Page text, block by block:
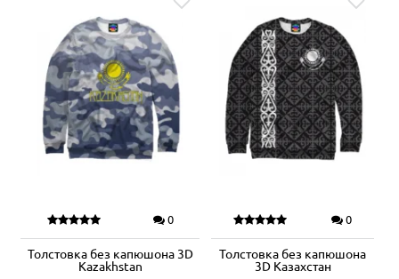
0
Толстовка без капюшона 3D
Kazakhstan
0
Толстовка без капюшона
3D Казахстан